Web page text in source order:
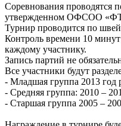
Соревнования проводятся
утвержденном ОФСОО
Турнир проводится по
Контроль времени 10
каждому участнику.
Запись партий не
Все участники будут
- Младшая группа 2013 год
- Средняя группа: 2010 –
- Старшая группа 2005 –